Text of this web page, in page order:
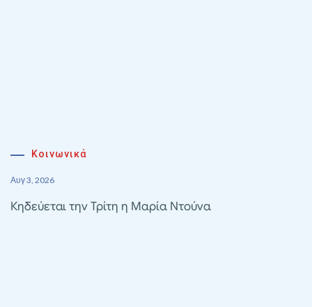
Κοινωνικά
Αυγ 3, 2026
Κηδεύεται την Τρίτη η Μαρία Ντούνα